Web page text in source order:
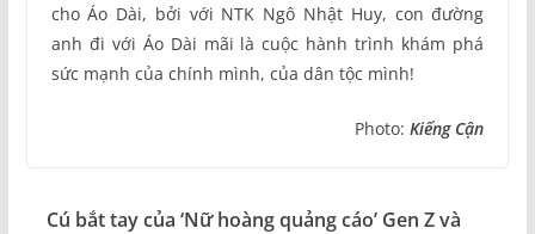
cho Áo Dài, bởi với NTK Ngô Nhật Huy, con đường
anh đi với Áo Dài mãi là cuộc hành trình khám phá
sức mạnh của chính mình, của dân tộc mình!
Photo:Kiếng Cận
Cú bắt tay của ‘Nữ hoàng quảng cáo’ Gen Z và